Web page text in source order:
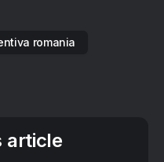
romania
article